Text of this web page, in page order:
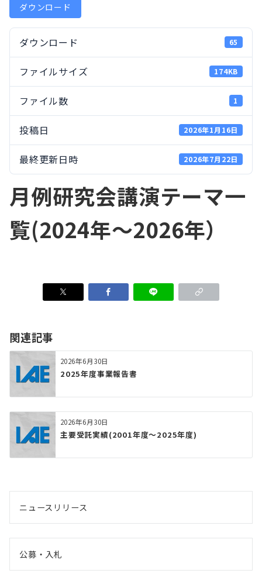
ダウンロード
ダウンロード 65
ファイルサイズ 174KB
ファイル数 1
投稿日 2026年1月16日
最終更新日時 2026年7月22日
月例研究会講演テーマ一
覧(2024年～2026年）
関連記事
2026年6月30日
2025年度事業報告書
2026年6月30日
主要受託実績(2001年度～2025年度)
ニュースリリース
公募・入札